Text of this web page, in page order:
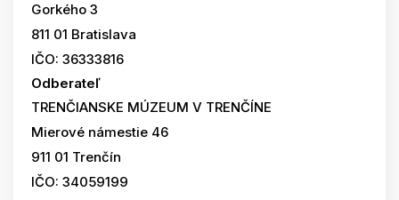
Gorkého 3
811 01 Bratislava
IČO: 36333816
Odberateľ
TRENČIANSKE MÚZEUM V TRENČÍNE
Mierové námestie 46
911 01 Trenčín
IČO: 34059199